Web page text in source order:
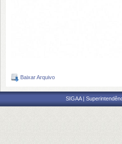
Baixar Arquivo
SIGAA |